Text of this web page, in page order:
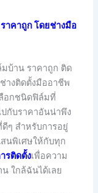
าคาถูก โดยช่างมือ
บ้าน ราคาถูก ติด
างติดตั้งมืออาชีพ
อกชนิดฟิล์มที่
กับราคาอันน่าพึง
ๆ สำหรับการอยู่
นพิเศษให้กับทุก
รติดตั้งเพื่อความ
ใกล้ฉันได้เลย